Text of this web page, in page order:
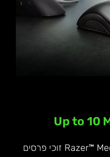
Up to 10
מתגי Razer™ Mechanical Switches זוכי פרסים